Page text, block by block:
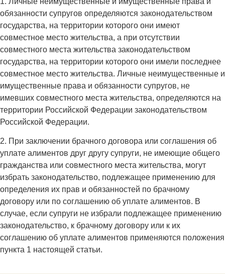
обязанности супругов определяются законодательством
государства, на территории которого они имеют
совместное место жительства, а при отсутствии
совместного места жительства законодательством
государства, на территории которого они имели последнее
совместное место жительства. Личные неимущественные и
имущественные права и обязанности супругов, не
имевших совместного места жительства, определяются на
территории Российской Федерации законодательством
Российской Федерации.
2. При заключении брачного договора или соглашения об
уплате алиментов друг другу супруги, не имеющие общего
гражданства или совместного места жительства, могут
избрать законодательство, подлежащее применению для
определения их прав и обязанностей по брачному
договору или по соглашению об уплате алиментов. В
случае, если супруги не избрали подлежащее применению
законодательство, к брачному договору или к их
соглашению об уплате алиментов применяются положения
пункта 1 настоящей статьи.